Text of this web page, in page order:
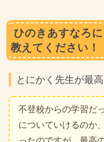
ひのきあすなろ
教えてください！
とにかく先生が最
不登校からの学習だ
についていけるのか